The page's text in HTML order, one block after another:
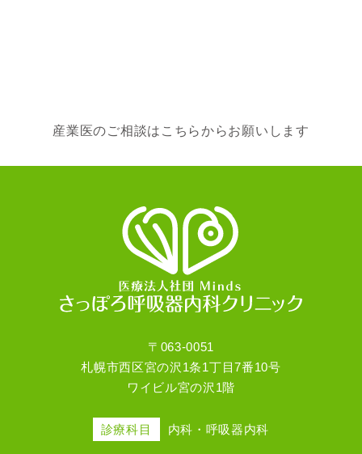
産業医のご相談はこちらからお願いします
〒063-0051
札幌市西区宮の沢1条1丁目7番10号
ワイビル宮の沢1階
診療科目 内科・呼吸器内科